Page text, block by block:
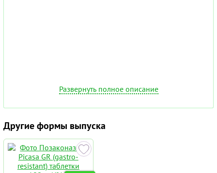
Развернуть полное описание
Другие формы выпуска